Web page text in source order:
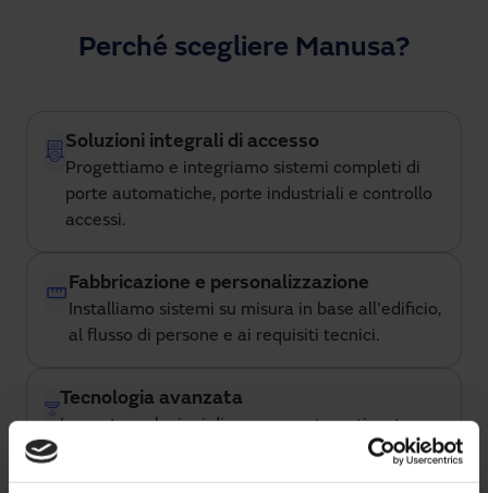
Perché scegliere Manusa?
Soluzioni integrali di accesso
Progettiamo e integriamo sistemi completi di
porte automatiche, porte industriali e controllo
accessi.
Fabbricazione e personalizzazione
Installiamo sistemi su misura in base all'edificio,
al flusso di persone e ai requisiti tecnici.
Tecnologia avanzata
Le nostre soluzioni di accesso automatizzate
consentono monitoraggio, controllo remoto e